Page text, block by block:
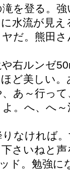
を登る。
水流が見
ヤだ。熊田
右ルンゼ
ど美しい
あ～行っ
。へ、へ
なければ
さいねと
ド。勉強に